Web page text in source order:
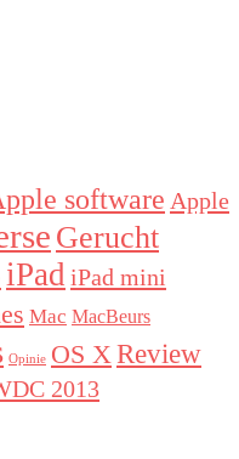
software Apple
Gerucht
iPad iPad mini
Mac MacBeurs
Opinie OS XReview
2013